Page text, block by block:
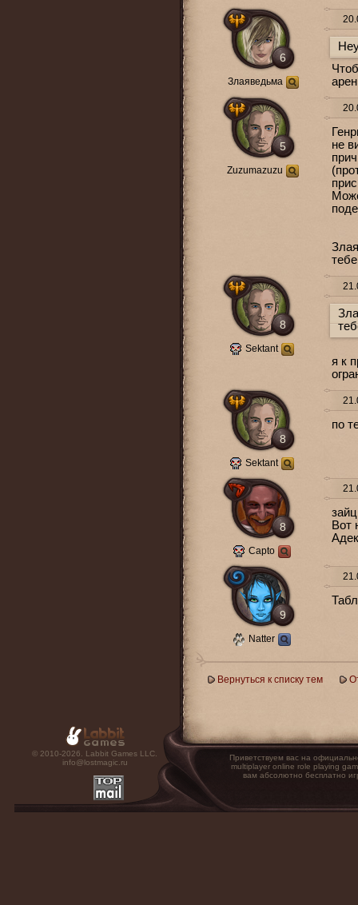
6
Злаяведьма
5
Zuzumazuzu
не
8
Sektant
я к
8
Sektant
по
8
Capto
Вот
9
Natter
Вернуться к списку тем
© 2010-2026. Labbit Games LLC.
info@lostmagic.ru
Приветствуем вас на
multiplayer online role playing
вам абсолютно бесплатно